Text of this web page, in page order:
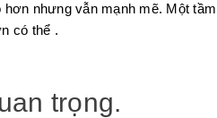
nhưng vẫn mạnh mẽ. Một
có thể .
trọng.